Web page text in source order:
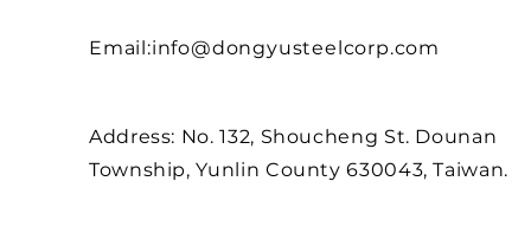
Email:info@dongyusteelcorp.com
Address: No. 132, Shoucheng St. Dounan
Township, Yunlin County 630043, Taiwan.